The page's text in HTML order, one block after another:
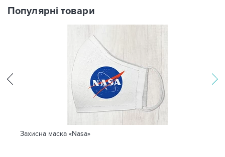
Популярні товари
Захисна маска «Nasa»